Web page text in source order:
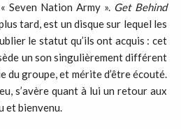
Seven Nation Army ». Get Behind
tard, est un disque sur lequel les
le statut qu’ils ont acquis : cet
un son singulièrement différent
du groupe, et mérite d’être écouté.
s’avère quant à lui un retour aux
et bienvenu.